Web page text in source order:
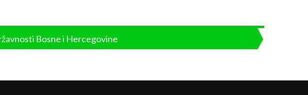
Bosne i Hercegovine